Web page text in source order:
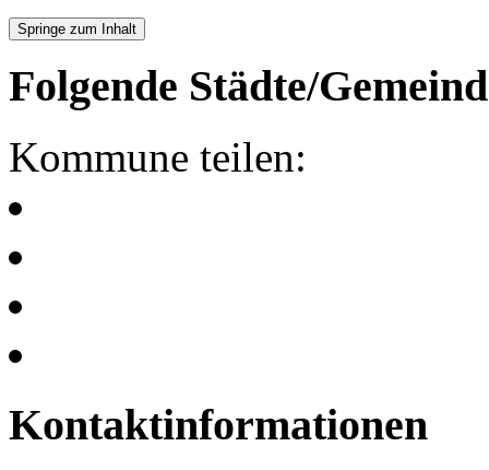
Springe zum Inhalt
Folgende Städte/
Kommune teilen:
Kontaktinformationen